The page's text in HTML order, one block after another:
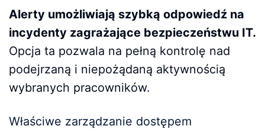
Alerty umożliwiają szybką odpowiedź na
incydenty zagrażające bezpieczeństwu IT.
Opcja ta pozwala na pełną kontrolę nad
podejrzaną i niepożądaną aktywnością
wybranych pracowników.
Właściwe zarządzanie dostępem